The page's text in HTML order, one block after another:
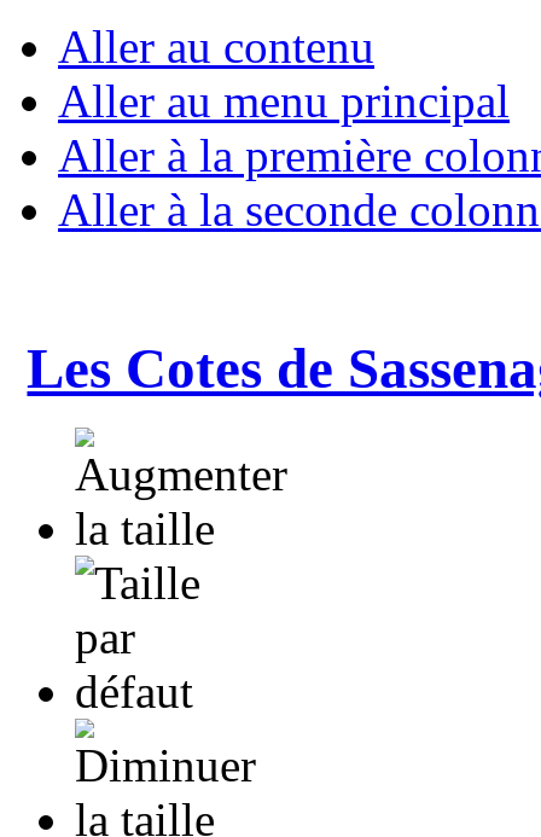
Aller au contenu
Aller au menu principal
Aller à la première
Aller à la seconde
Les Cotes de